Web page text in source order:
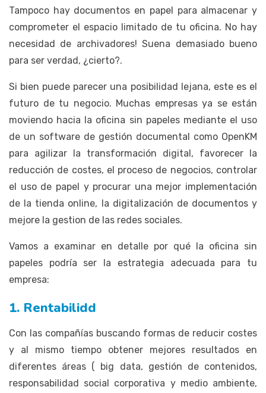
Tampoco hay documentos en papel para almacenar y
comprometer el espacio limitado de tu oficina. No hay
necesidad de archivadores! Suena demasiado bueno
para ser verdad, ¿cierto?.
Si bien puede parecer una posibilidad lejana, este es el
futuro de tu negocio. Muchas empresas ya se están
moviendo hacia la oficina sin papeles mediante el uso
de un software de gestión documental como OpenKM
para agilizar la transformación digital, favorecer la
reducción de costes, el proceso de negocios, controlar
el uso de papel y procurar una mejor implementación
de la tienda online, la digitalización de documentos y
mejore la gestion de las redes sociales.
Vamos a examinar en detalle por qué la oficina sin
papeles podría ser la estrategia adecuada para tu
empresa:
1. Rentabilidd
Con las compañías buscando formas de reducir costes
y al mismo tiempo obtener mejores resultados en
diferentes áreas ( big data, gestión de contenidos,
responsabilidad social corporativa y medio ambiente,